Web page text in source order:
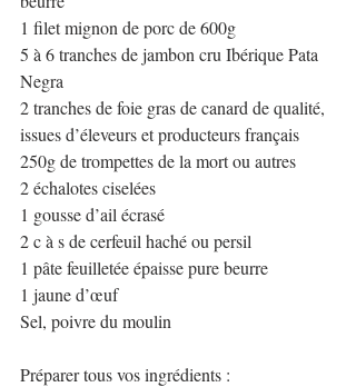
1 filet mignon de porc de 600g
5 à 6 tranches de jambon cru Ibérique Pata
Negra
2 tranches de foie gras de canard de qualité,
issues d’éleveurs et producteurs français
250g de trompettes de la mort ou autres
2 échalotes ciselées
1 gousse d’ail écrasé
2 c à s de cerfeuil haché ou persil
1 pâte feuilletée épaisse pure beurre
1 jaune d’œuf
Sel, poivre du moulin
Préparer tous vos ingrédients :